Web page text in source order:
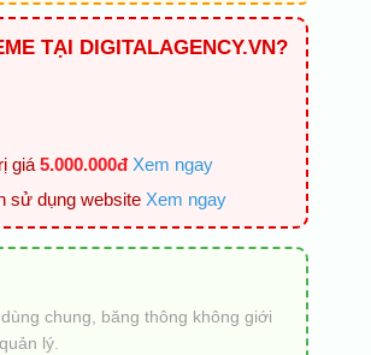
TẠI DIGITALAGENCY.VN?
giá 5.000.000đ Xem ngay
sử dụng website Xem ngay
chung, băng thông không giới
lý.